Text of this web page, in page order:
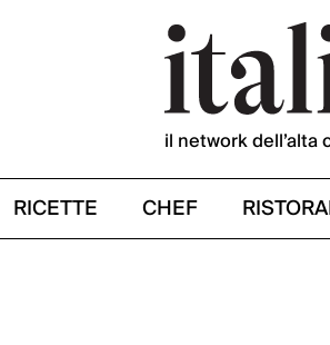
il network dell’alta
RICETTE CHEF